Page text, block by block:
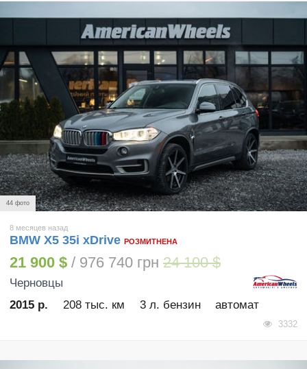
44 фото
8 месяцев назад
BMW X5 35i xDrive РОЗМИТНЕНА
21 900 $ / 976 740 грн 24 100 $
Черновцы
2015 р.
208 тыс. км 3 л. бензин автомат
3332